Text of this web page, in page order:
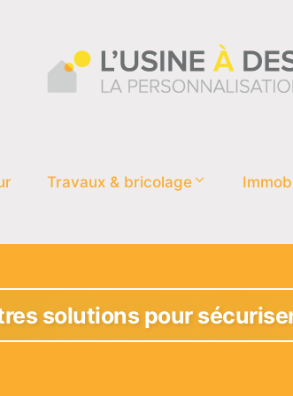
Travaux & bricolage
solutions pour